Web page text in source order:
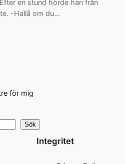
en stund hörde han från
-Hallå om du…
för mig
Sök
Integritet